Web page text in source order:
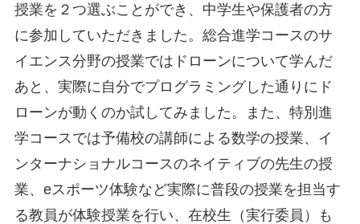
授業を２つ選ぶことができ、中学生や保護者の方
に参加していただきました。総合進学コースのサ
イエンス分野の授業ではドローンについて学んだ
あと、実際に自分でプログラミングした通りにド
ローンが動くのか試してみました。また、特別進
学コースでは予備校の講師による数学の授業、イ
ンターナショナルコースのネイティブの先生の授
業、eスポーツ体験など実際に普段の授業を担当す
る教員が体験授業を行い、在校生（実行委員）も